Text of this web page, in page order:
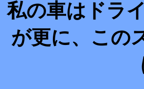
私の車はドラ
が更に、この